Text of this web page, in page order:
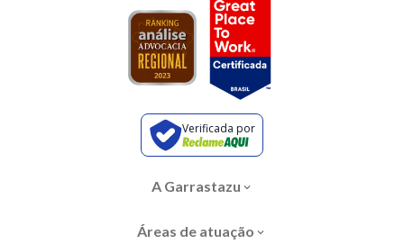
Verificada por
A Garrastazu
Áreas de atuação